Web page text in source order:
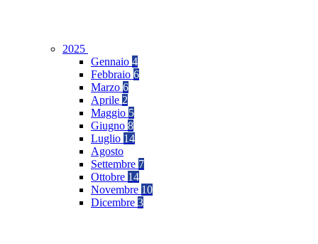
2025
Gennaio 4
Febbraio 6
Marzo 6
Aprile 2
Maggio 5
Giugno 8
Luglio 14
Agosto
Settembre 7
Ottobre 14
Novembre 10
Dicembre 3